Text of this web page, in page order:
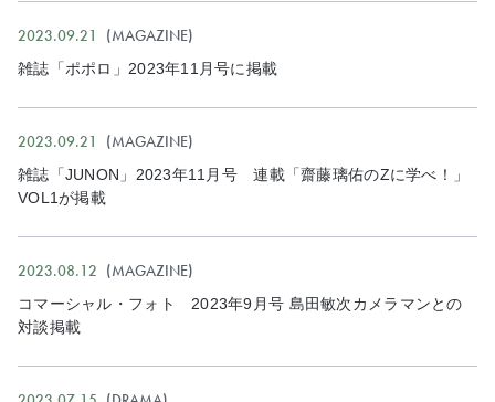
2023.09.21 MAGAZINE
雑誌「ポポロ」2023年11月号に掲載
2023.09.21 MAGAZINE
雑誌「JUNON」2023年11月号 連載「齋藤璃佑のZに学べ！」
VOL1が掲載
2023.08.12 MAGAZINE
コマーシャル・フォト 2023年9月号 島田敏次カメラマンとの
対談掲載